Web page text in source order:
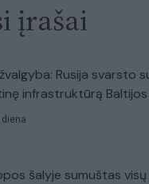
įrašai
Rusija svarsto
infrastruktūrą
šalyje sumuštas